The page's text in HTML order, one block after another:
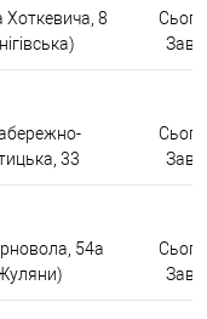
Хоткевича, 8
33
54а